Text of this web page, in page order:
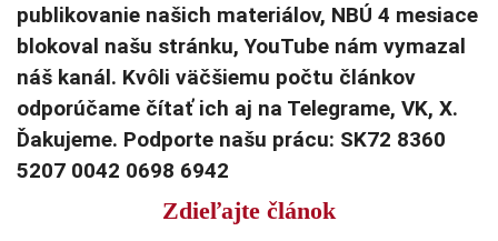
publikovanie našich materiálov, NBÚ 4 mesiace
blokoval našu stránku, YouTube nám vymazal
náš kanál. Kvôli väčšiemu počtu článkov
odporúčame čítať ich aj na Telegrame, VK, X.
Ďakujeme. Podporte našu prácu: SK72 8360
5207 0042 0698 6942
Zdieľajte článok